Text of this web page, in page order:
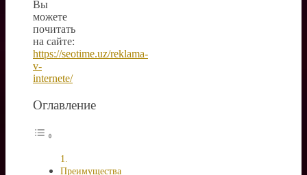
Вы
можете
почитать
на сайте:
https://seotime.uz/reklama-
v-
internete/
Оглавление
Преимущества